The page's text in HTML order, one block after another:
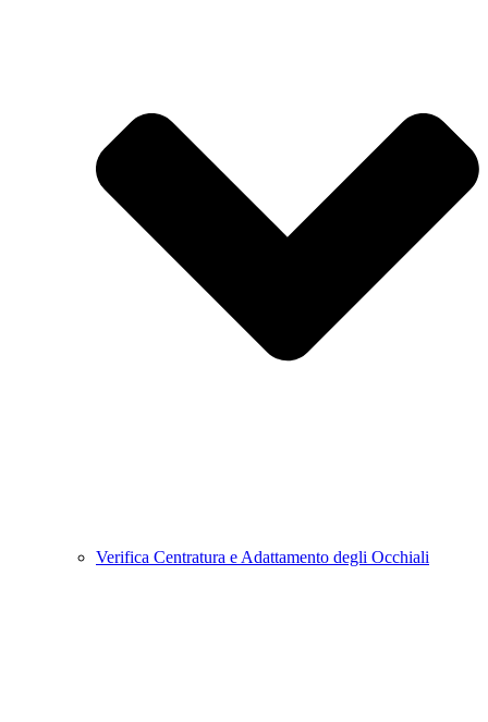
Verifica Centratura e Adattamento degli Occhiali